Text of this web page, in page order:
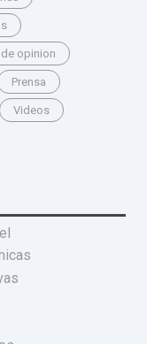
opinion
Prensa
Videos